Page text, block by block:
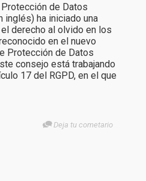
de Datos
inglés) ha iniciado una
derecho al olvido en los
en el nuevo
Protección de Datos
consejo está trabajando
17 del RGPD, en el que
Deja tu cometario